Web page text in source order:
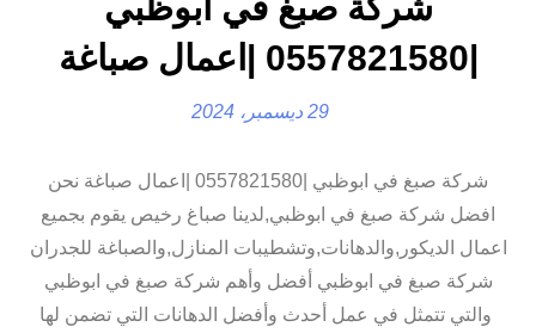
|0557821580 |اعمال صباغة
29 ديسمبر، 2024
شركة صبغ في ابوظبي |0557821580 |اعمال صباغة نحن
افضل شركة صبغ في ابوظبي,لدينا صباغ رخيص يقوم بجميع
اعمال الديكور,والدهانات,وتشطيبات المنازل,والصباغة للجدران
شركة صبغ في ابوظبي أفضل وأهم شركة صبغ في ابوظبي
والتي تتمثل في عمل أحدث وأفضل الدهانات التي تضمن لها